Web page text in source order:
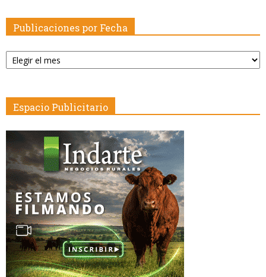
Publicaciones por Fecha
Publicaciones
por
Espacio Publicitario